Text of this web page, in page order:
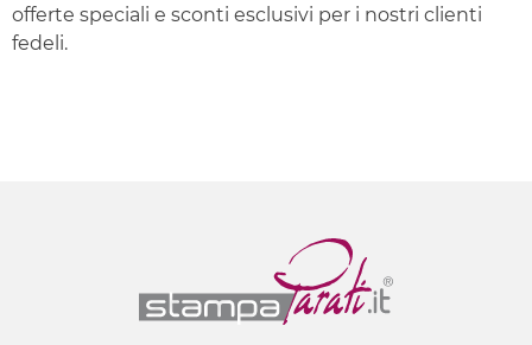
offerte speciali e sconti esclusivi per i nostri clienti
fedeli.